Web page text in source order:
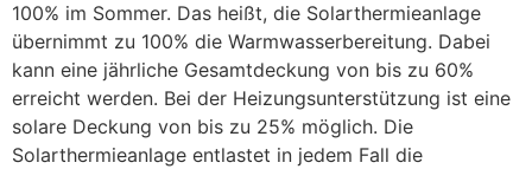
100% im Sommer. Das heißt, die Solarthermieanlage
übernimmt zu 100% die Warmwasserbereitung. Dabei
kann eine jährliche Gesamtdeckung von bis zu 60%
erreicht werden. Bei der Heizungsunterstützung ist eine
solare Deckung von bis zu 25% möglich. Die
Solarthermieanlage entlastet in jedem Fall die